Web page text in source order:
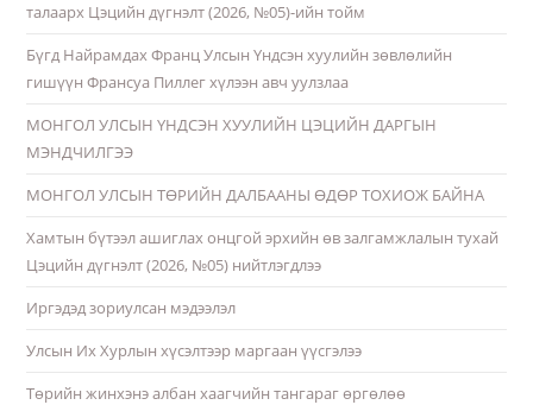
талаарх Цэцийн дүгнэлт (2026, №05)-ийн тойм
Бүгд Найрамдах Франц Улсын Үндсэн хуулийн зөвлөлийн
гишүүн Франсуа Пиллег хүлээн авч уулзлаа
МОНГОЛ УЛСЫН ҮНДСЭН ХУУЛИЙН ЦЭЦИЙН ДАРГЫН
МЭНДЧИЛГЭЭ
МОНГОЛ УЛСЫН ТӨРИЙН ДАЛБААНЫ ӨДӨР ТОХИОЖ БАЙНА
Хамтын бүтээл ашиглах онцгой эрхийн өв залгамжлалын тухай
Цэцийн дүгнэлт (2026, №05) нийтлэгдлээ
Иргэдэд зориулсан мэдээлэл
Улсын Их Хурлын хүсэлтээр маргаан үүсгэлээ
Төрийн жинхэнэ албан хаагчийн тангараг өргөлөө